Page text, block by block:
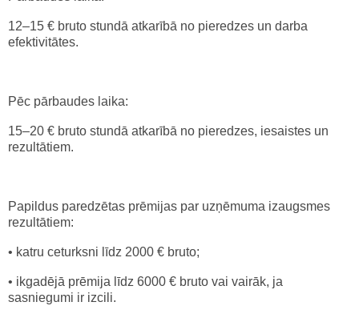
12–15 € bruto stundā atkarībā no pieredzes un darba
efektivitātes.
Pēc pārbaudes laika:
15–20 € bruto stundā atkarībā no pieredzes, iesaistes un
rezultātiem.
Papildus paredzētas prēmijas par uzņēmuma izaugsmes
rezultātiem:
• katru ceturksni līdz 2000 € bruto;
• ikgadējā prēmija līdz 6000 € bruto vai vairāk, ja
sasniegumi ir izcili.